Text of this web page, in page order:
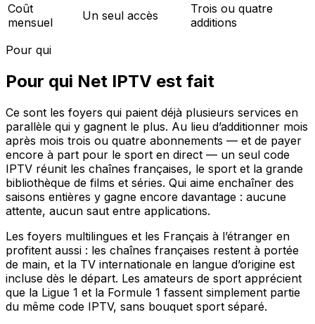
Coût
mensuel
Un seul accès
Trois ou quatre
additions
Pour qui
Pour qui Net IPTV est fait
Ce sont les foyers qui paient déjà plusieurs services en
parallèle qui y gagnent le plus. Au lieu d’additionner mois
après mois trois ou quatre abonnements — et de payer
encore à part pour le sport en direct — un seul code
IPTV réunit les chaînes françaises, le sport et la grande
bibliothèque de films et séries. Qui aime enchaîner des
saisons entières y gagne encore davantage : aucune
attente, aucun saut entre applications.
Les foyers multilingues et les Français à l’étranger en
profitent aussi : les chaînes françaises restent à portée
de main, et la TV internationale en langue d’origine est
incluse dès le départ. Les amateurs de sport apprécient
que la Ligue 1 et la Formule 1 fassent simplement partie
du même code IPTV, sans bouquet sport séparé.